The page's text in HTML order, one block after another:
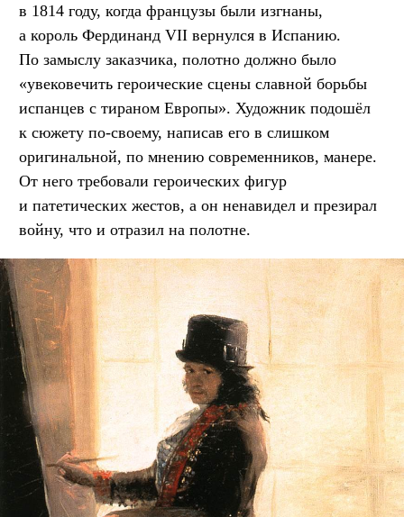
в 1814 году, когда французы были изгнаны,
а король Фердинанд VII вернулся в Испанию.
По замыслу заказчика, полотно должно было
«увековечить героические сцены славной борьбы
испанцев с тираном Европы». Художник подошёл
к сюжету по-своему, написав его в слишком
оригинальной, по мнению современников, манере.
От него требовали героических фигур
и патетических жестов, а он ненавидел и презирал
войну, что и отразил на полотне.